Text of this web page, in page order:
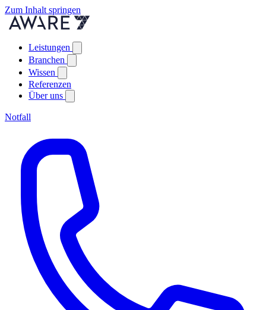
Zum Inhalt springen
Leistungen
Branchen
Wissen
Referenzen
Über uns
Notfall